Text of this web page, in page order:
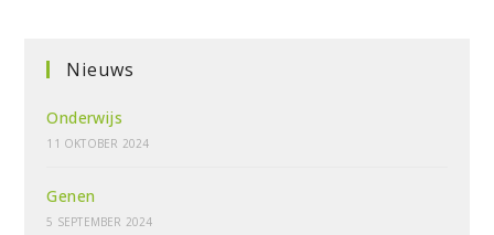
Nieuws
Onderwijs
11 OKTOBER 2024
Genen
5 SEPTEMBER 2024